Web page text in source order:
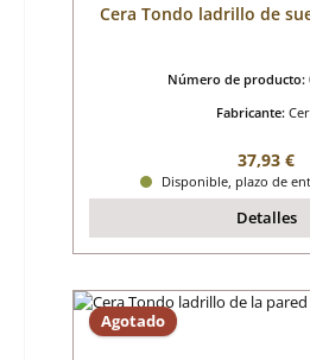
Cera Tondo ladrillo de
Número de producto:
Fabricante:
Precio
37,93 €
Disponible, plazo de
Detalles
Agotado